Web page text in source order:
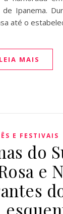
Ipanema.
até o
LEIA MAIS
E FESTIVAIS
do
e